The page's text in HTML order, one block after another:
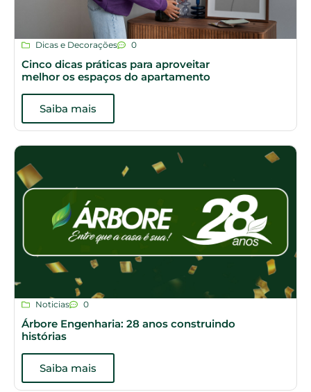
Dicas e Decorações 0
Cinco dicas práticas para aproveitar
melhor os espaços do apartamento
Saiba mais
Noticias 0
Árbore Engenharia: 28 anos construindo
histórias
Saiba mais